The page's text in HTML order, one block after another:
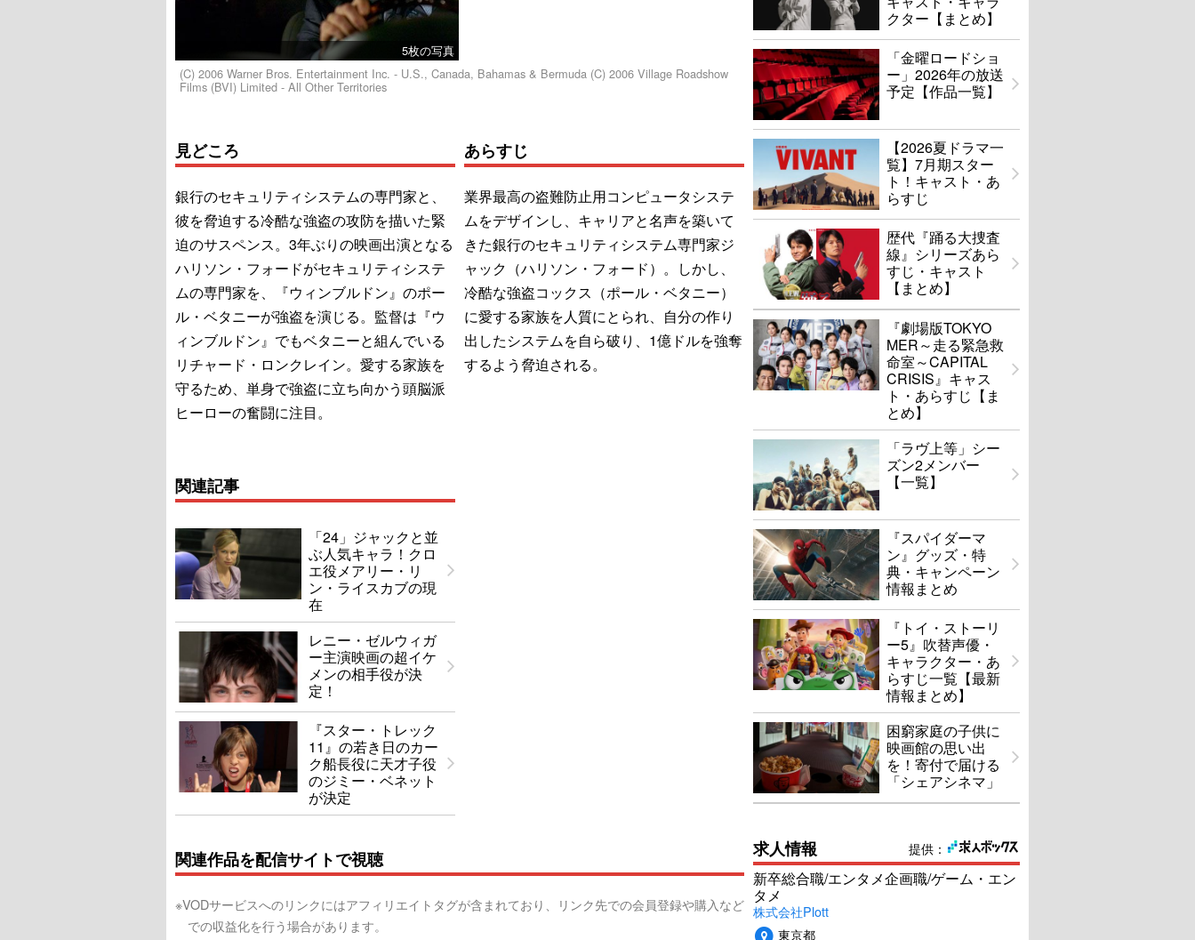
5枚の写真
(C) 2006 Warner Bros. Entertainment Inc. - U.S., Canada, Bahamas & Bermuda (C) 2006 Village Roadshow
Films (BVI) Limited - All Other Territories
見どころ
銀行のセキュリティシステムの専門家と、
彼を脅迫する冷酷な強盗の攻防を描いた緊
迫のサスペンス。3年ぶりの映画出演となる
ハリソン・フォードがセキュリティシステ
ムの専門家を、『ウィンブルドン』のポー
ル・ベタニーが強盗を演じる。監督は『ウ
ィンブルドン』でもベタニーと組んでいる
リチャード・ロンクレイン。愛する家族を
守るため、単身で強盗に立ち向かう頭脳派
ヒーローの奮闘に注目。
あらすじ
業界最高の盗難防止用コンピュータシステ
ムをデザインし、キャリアと名声を築いて
きた銀行のセキュリティシステム専門家ジ
ャック（ハリソン・フォード）。しかし、
冷酷な強盗コックス（ポール・ベタニー）
に愛する家族を人質にとられ、自分の作り
出したシステムを自ら破り、1億ドルを強奪
するよう脅迫される。
関連記事
「24」ジャックと並
ぶ人気キャラ！クロ
エ役メアリー・リ
ン・ライスカブの現
在
レニー・ゼルウィガ
ー主演映画の超イケ
メンの相手役が決
定！
『スター・トレック
11』の若き日のカー
ク船長役に天才子役
のジミー・ベネット
が決定
関連作品を配信サイトで視聴
※VODサービスへのリンクにはアフィリエイトタグが含まれており、リンク先での会員登録や購入など
での収益化を行う場合があります。
クター【まとめ】
「金曜ロードショ
ー」2026年の放送
予定【作品一覧】
【2026夏ドラマ一
覧】7月期スター
ト！キャスト・あ
らすじ
歴代『踊る大捜査
線』シリーズあら
すじ・キャスト
【まとめ】
『劇場版TOKYO
MER～走る緊急救
命室～CAPITAL
CRISIS』キャス
ト・あらすじ【ま
とめ】
「ラヴ上等」シー
ズン2メンバー
【一覧】
『スパイダーマ
ン』グッズ・特
典・キャンペーン
情報まとめ
『トイ・ストーリ
ー5』吹替声優・
キャラクター・あ
らすじ一覧【最新
情報まとめ】
困窮家庭の子供に
映画館の思い出
を！寄付で届ける
「シェアシネマ」
提供：
求人情報
新卒総合職/エンタメ企画職/ゲーム・エン
タメ
株式会社Plott
東京都